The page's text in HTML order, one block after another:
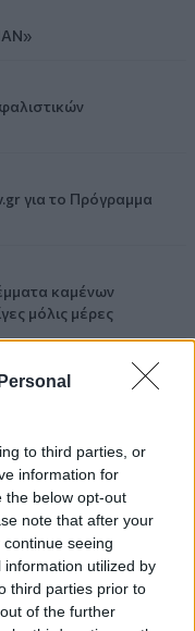
to third parties, or
information for
the below opt-out
note that after your
seeing
utilized by
third parties prior to
of the further
για το Πρόγραμμα
καμένων
μόλις μέρες
να μην ασφαλίζεται!
αξίζει να δώσει κάθε
η ισχυρή
το «πάρτι»
ΓΕΚ ΤΕΡΝΑ